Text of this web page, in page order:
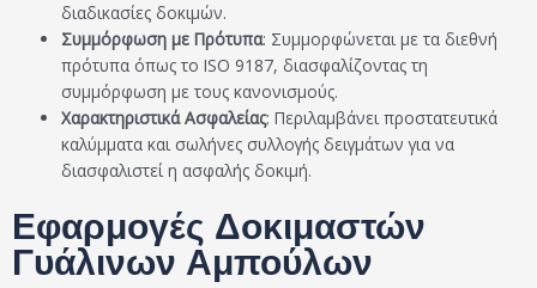
διαδικασίες δοκιμών.
Συμμόρφωση με Πρότυπα: Συμμορφώνεται με τα διεθνή
πρότυπα όπως το ISO 9187, διασφαλίζοντας τη
συμμόρφωση με τους κανονισμούς.
Χαρακτηριστικά Ασφαλείας: Περιλαμβάνει προστατευτικά
καλύμματα και σωλήνες συλλογής δειγμάτων για να
διασφαλιστεί η ασφαλής δοκιμή.
Εφαρμογές Δοκιμαστών
Γυάλινων Αμπούλων